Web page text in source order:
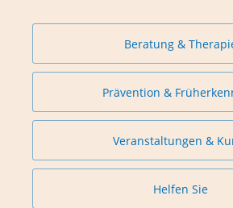
Beratung &
Prävention &
Veranstaltungen &
Helfen Sie